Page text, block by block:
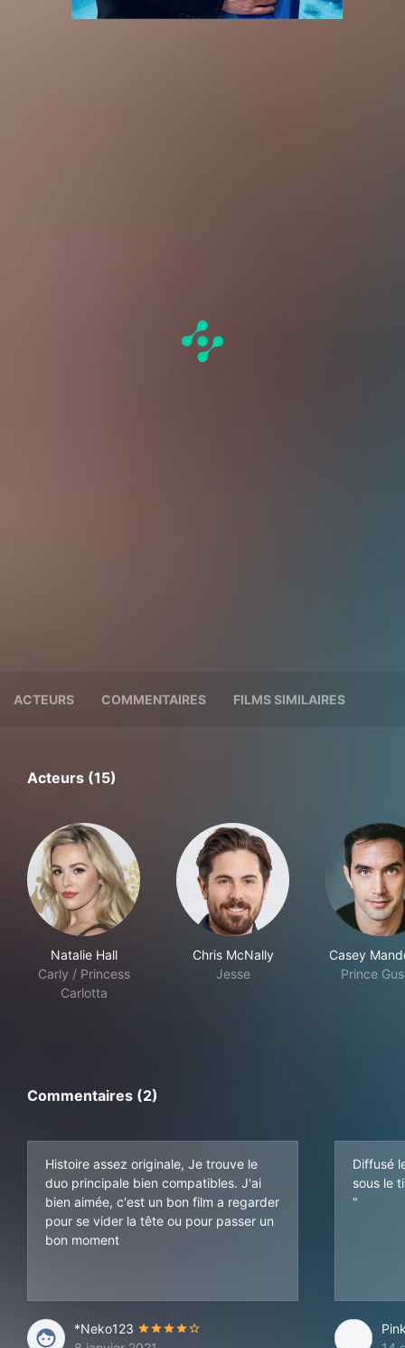
ACTEURS COMMENTAIRES FILMS SIMILAIRES
Acteurs (15)
Natalie Hall
Carly / Princess
Carlotta
Chris McNally
Jesse
Casey
Prince
Commentaires (2)
Histoire assez originale, Je trouve le
duo principale bien compatibles. J'ai
bien aimée, c'est un bon film a regarder
pour se vider la tête ou pour passer un
bon moment
*Neko123
Diffusé
sous le
"